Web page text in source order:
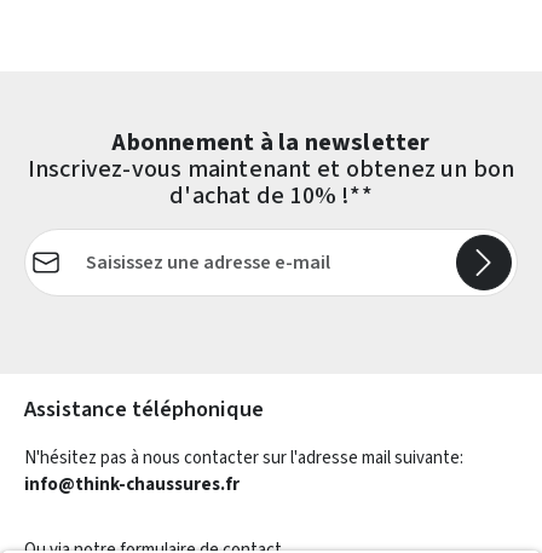
Abonnement à la newsletter
Inscrivez-vous maintenant et obtenez un bon
d'achat de 10% !**
Adresse e-mail*
Assistance téléphonique
N'hésitez pas à nous contacter sur l'adresse mail suivante:
info@think-chaussures.fr